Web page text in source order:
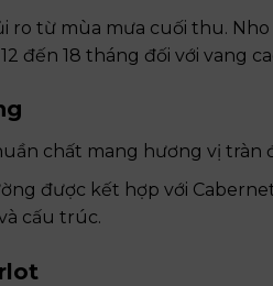
ro từ mùa mưa cuối thu.
đến 18 tháng đối với vang
chất mang hương vị tràn
được kết hợp với
cấu trúc.